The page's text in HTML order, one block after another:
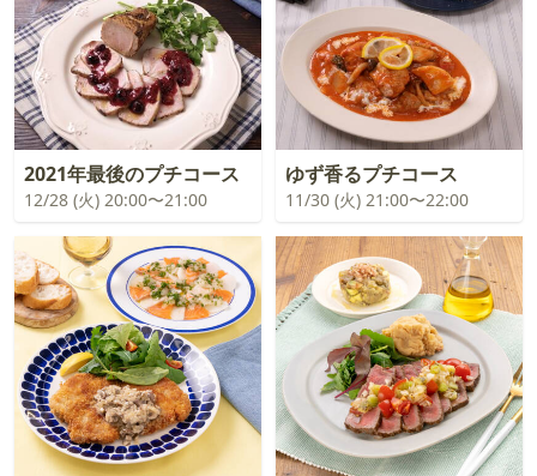
2021年最後のプチコース
12/28 (火) 20:00〜21:00
ゆず香るプチコース
11/30 (火) 21:00〜22:00